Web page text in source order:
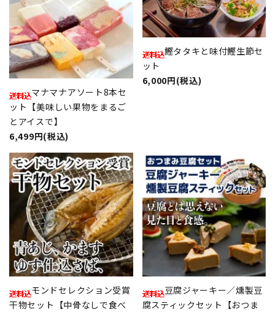
マナマナアソート8本セ
ット【美味しい果物をまるご
とアイスで】
6,499円(税込)
鰹タタキと味付鰹生節セ
ット
6,000円(税込)
モンドセレクション受賞
干物セット【中骨なしで食べ
豆腐ジャーキー／燻製豆
腐スティックセット【おつま